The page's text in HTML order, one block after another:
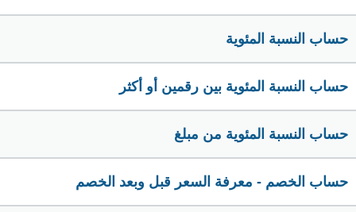
حساب النسبة المئوية
حساب النسبة المئوية بين رقمين أو أكثر
حساب النسبة المئوية من مبلغ
حساب الخصم - معرفة السعر قبل وبعد الخصم